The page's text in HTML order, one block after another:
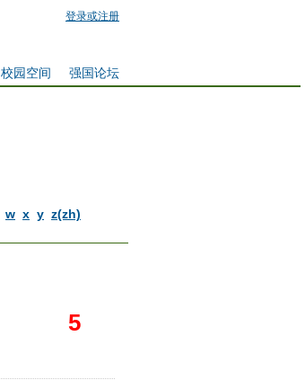
登录或注册
强国论坛
校园空间
w x y z(zh)
5